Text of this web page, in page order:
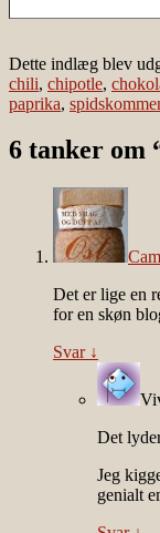
Dette indlæg blev
chili, chipotle,
paprika,
6 tanker om
Det er lige en
for en skøn
Svar ↓
Det
Jeg
genialt